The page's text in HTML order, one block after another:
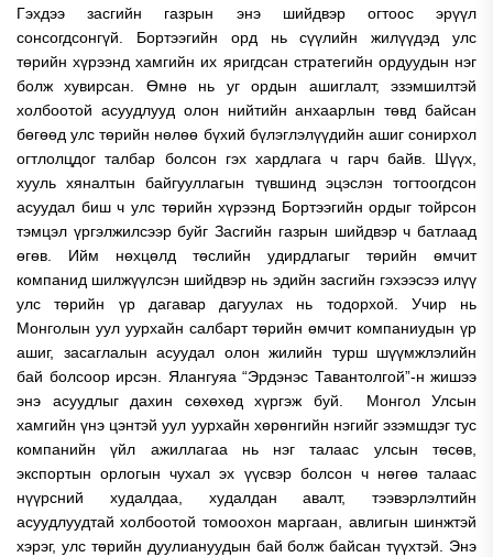
Гэхдээ засгийн газрын энэ шийдвэр огтоос эрүүл
сонсогдсонгүй. Бортээгийн орд нь сүүлийн жилүүдэд улс
төрийн хүрээнд хамгийн их яригдсан стратегийн ордуудын нэг
болж хувирсан. Өмнө нь уг ордын ашиглалт, эзэмшилтэй
холбоотой асуудлууд олон нийтийн анхаарлын төвд байсан
бөгөөд улс төрийн нөлөө бүхий бүлэглэлүүдийн ашиг сонирхол
огтлолцдог талбар болсон гэх хардлага ч гарч байв. Шүүх,
хууль хяналтын байгууллагын түвшинд эцэслэн тогтоогдсон
асуудал биш ч улс төрийн хүрээнд Бортээгийн ордыг тойрсон
тэмцэл үргэлжилсээр буйг Засгийн газрын шийдвэр ч батлаад
өгөв. Ийм нөхцөлд төслийн удирдлагыг төрийн өмчит
компанид шилжүүлсэн шийдвэр нь эдийн засгийн гэхээсээ илүү
улс төрийн үр дагавар дагуулах нь тодорхой. Учир нь
Монголын уул уурхайн салбарт төрийн өмчит компаниудын үр
ашиг, засаглалын асуудал олон жилийн турш шүүмжлэлийн
бай болсоор ирсэн. Ялангуяа “Эрдэнэс Тавантолгой”-н жишээ
энэ асуудлыг дахин сөхөхөд хүргэж буй. Монгол Улсын
хамгийн үнэ цэнтэй уул уурхайн хөрөнгийн нэгийг эзэмшдэг тус
компанийн үйл ажиллагаа нь нэг талаас улсын төсөв,
экспортын орлогын чухал эх үүсвэр болсон ч нөгөө талаас
нүүрсний худалдаа, худалдан авалт, тээвэрлэлтийн
асуудлуудтай холбоотой томоохон маргаан, авлигын шинжтэй
хэрэг, улс төрийн дуулиануудын бай болж байсан түүхтэй. Энэ